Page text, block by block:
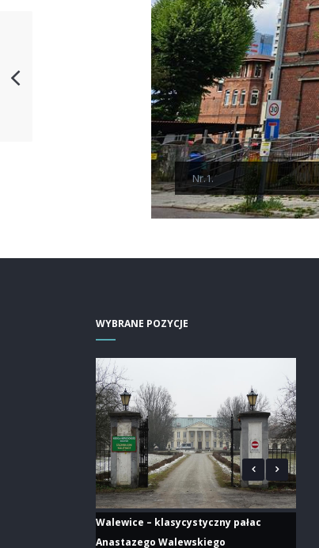
Nr.1.
WYBRANE POZYCJE
Walewice – klasycystyczny pałac
Anastazego Walewskiego